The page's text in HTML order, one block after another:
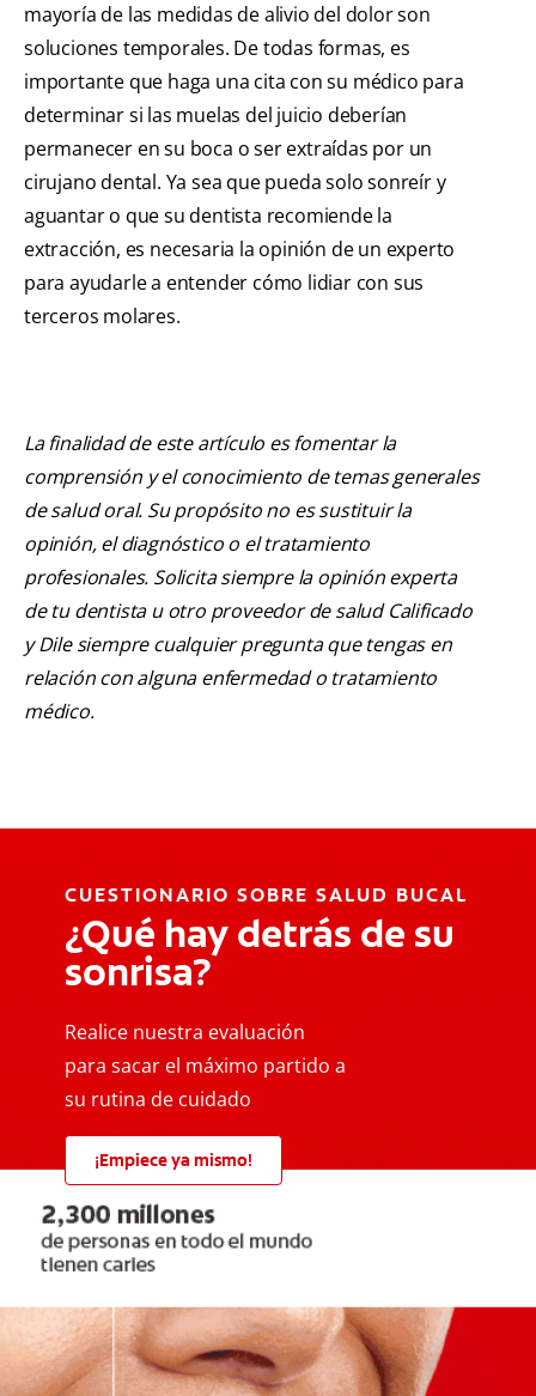
mayoría de las medidas de alivio del dolor son
soluciones temporales. De todas formas, es
importante que haga una cita con su médico para
determinar si las muelas del juicio deberían
permanecer en su boca o ser extraídas por un
cirujano dental. Ya sea que pueda solo sonreír y
aguantar o que su dentista recomiende la
extracción, es necesaria la opinión de un experto
para ayudarle a entender cómo lidiar con sus
terceros molares.
La finalidad de este artículo es fomentar la
comprensión y el conocimiento de temas generales
de salud oral. Su propósito no es sustituir la
opinión, el diagnóstico o el tratamiento
profesionales. Solicita siempre la opinión experta
de tu dentista u otro proveedor de salud Calificado
y Dile siempre cualquier pregunta que tengas en
relación con alguna enfermedad o tratamiento
médico.
CUESTIONARIO SOBRE SALUD BUCAL
¿Qué hay detrás de su
sonrisa?
Realice nuestra evaluación
para sacar el máximo partido a
su rutina de cuidado
¡Empiece ya mismo!